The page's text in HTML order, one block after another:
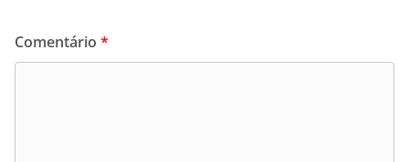
Comentário *